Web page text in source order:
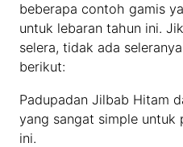
beberapa contoh gamis
untuk lebaran tahun ini.
selera, tidak ada
berikut:
Padupadan Jilbab Hitam
yang sangat simple untuk
ini.